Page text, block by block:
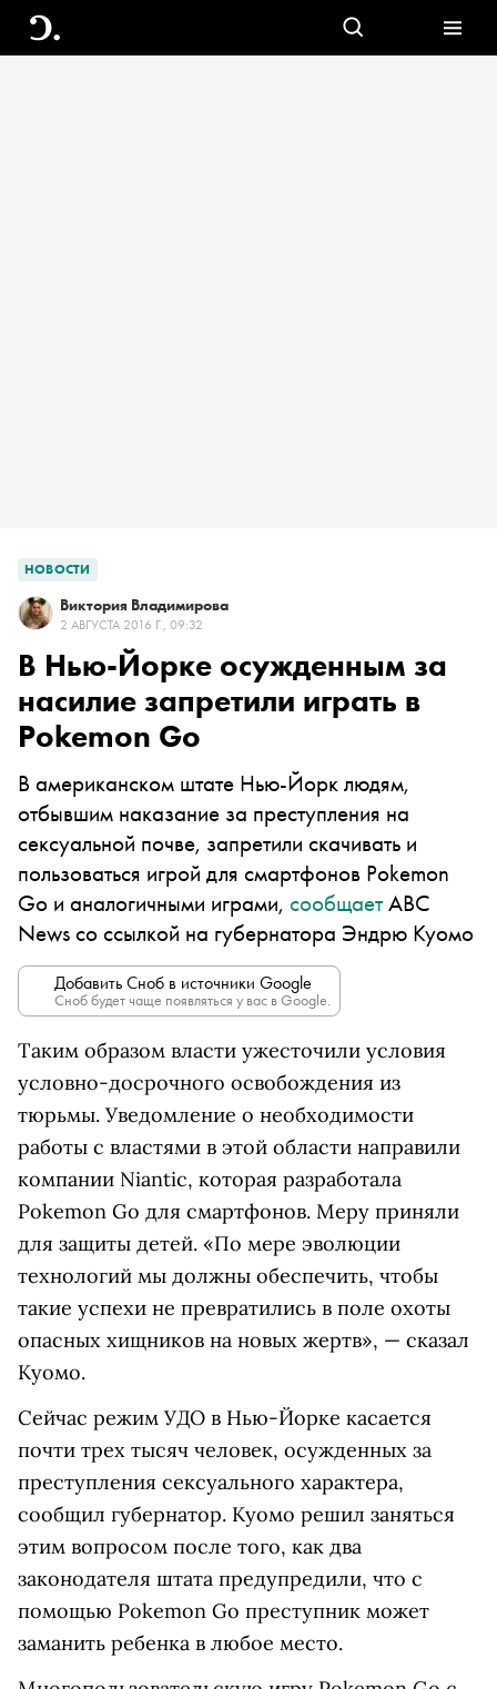
НОВОСТИ
Виктория Владимирова
2 АВГУСТА 2016 Г., 09:32
В Нью-Йорке осужденным за
насилие запретили играть в
Pokemon Go
В американском штате Нью-Йорк людям,
отбывшим наказание за преступления на
сексуальной почве, запретили скачивать и
пользоваться игрой для смартфонов Pokemon
Go и аналогичными играми, сообщаетABC
News со ссылкой на губернатора Эндрю Куомо
Добавить Сноб в источники Google
Сноб будет чаще появляться у вас в Google.
Таким образом власти ужесточили условия
условно-досрочного освобождения из
тюрьмы. Уведомление о необходимости
работы с властями в этой области направили
компании Niantic, которая разработала
Pokemon Go для смартфонов. Меру приняли
для защиты детей. «По мере эволюции
технологий мы должны обеспечить, чтобы
такие успехи не превратились в поле охоты
опасных хищников на новых жертв», — сказал
Куомо.
Сейчас режим УДО в Нью-Йорке касается
почти трех тысяч человек, осужденных за
преступления сексуального характера,
сообщил губернатор. Куомо решил заняться
этим вопросом после того, как два
законодателя штата предупредили, что с
помощью Pokemon Go преступник может
заманить ребенка в любое место.